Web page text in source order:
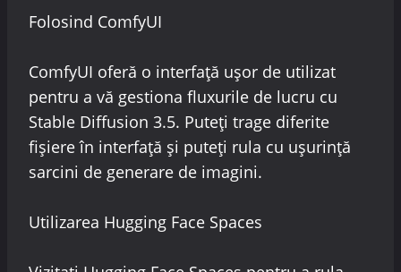
Folosind ComfyUI
ComfyUI oferă o interfață ușor de utilizat
pentru a vă gestiona fluxurile de lucru cu
Stable Diffusion 3.5. Puteți trage diferite
fișiere în interfață și puteți rula cu ușurință
sarcini de generare de imagini.
Utilizarea Hugging Face Spaces